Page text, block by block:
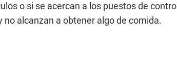
o si se acercan a los puestos de control
alcanzan a obtener algo de comida.